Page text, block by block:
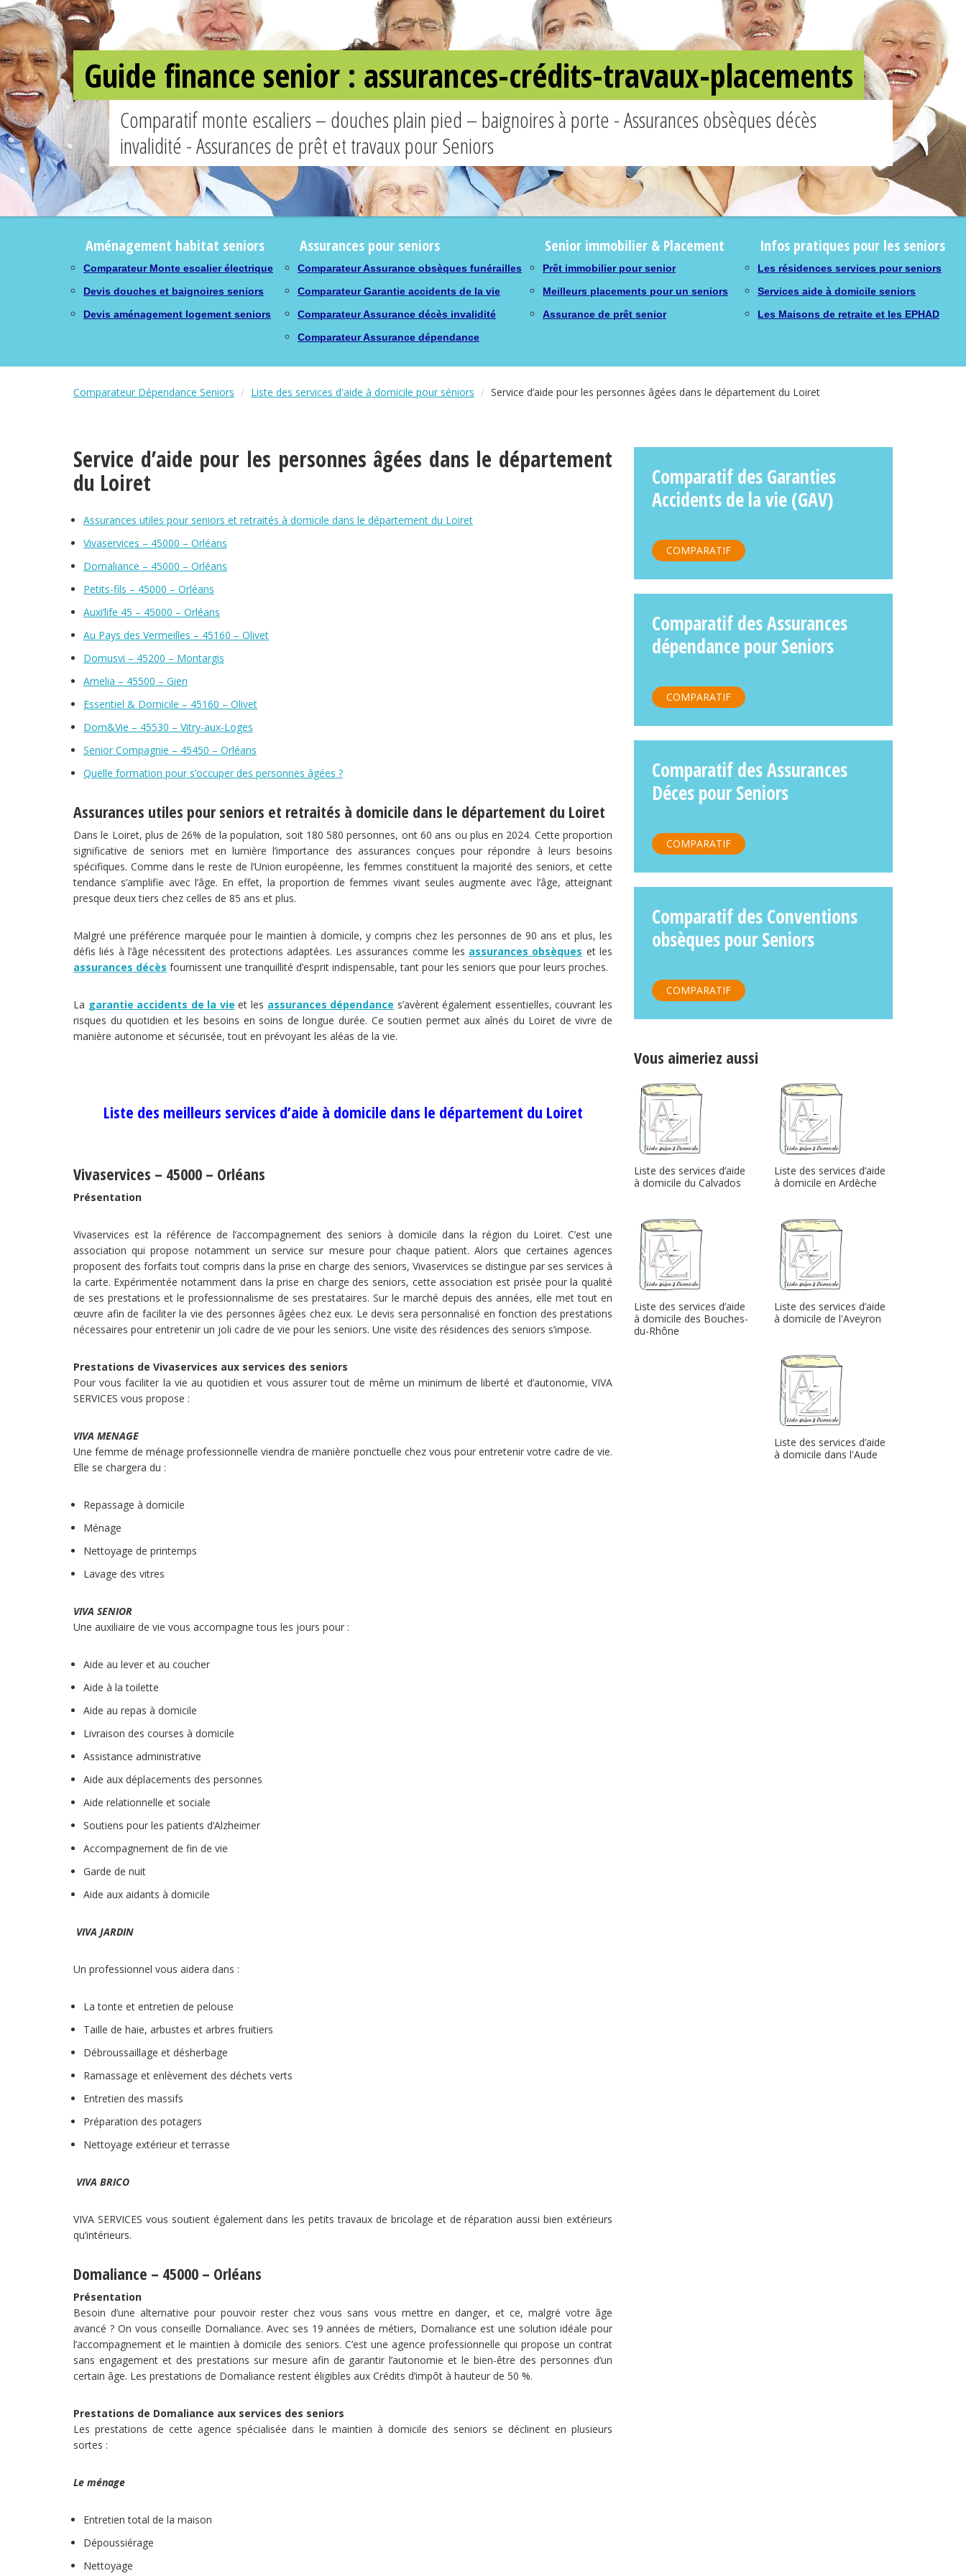
Guide finance senior : assurances-crédits-travaux-placements
Comparatif monte escaliers – douches plain pied – baignoires à porte - Assurances obsèques décès
invalidité - Assurances de prêt et travaux pour Seniors
Aménagement habitat seniors
Comparateur Monte escalier électrique
Devis douches et baignoires seniors
Devis aménagement logement seniors
Assurances pour seniors
Comparateur Assurance obsèques funérailles
Comparateur Garantie accidents de la vie
Comparateur Assurance décès invalidité
Comparateur Assurance dépendance
Senior immobilier & Placement
Prêt immobilier pour senior
Meilleurs placements pour un seniors
Assurance de prêt senior
Infos pratiques pour les seniors
Les résidences services pour seniors
Services aide à domicile seniors
Les Maisons de retraite et les EPHAD
Comparateur Dépendance Seniors Liste des services d'aide à domicile pour séniors Service d’aide pour les personnes âgées dans le département du Loiret
Service d’aide pour les personnes âgées dans le département
du Loiret
Assurances utiles pour seniors et retraités à domicile dans le département du Loiret
Vivaservices – 45000 – Orléans
Domaliance – 45000 – Orléans
Petits-fils – 45000 – Orléans
Auxi’life 45 – 45000 – Orléans
Au Pays des Vermeilles – 45160 – Olivet
Domusvi – 45200 – Montargis
Amelia – 45500 – Gien
Essentiel & Domicile – 45160 – Olivet
Dom&Vie – 45530 – Vitry-aux-Loges
Senior Compagnie – 45450 – Orléans
Quelle formation pour s’occuper des personnes âgées ?
Assurances utiles pour seniors et retraités à domicile dans le département du Loiret
Dans le Loiret, plus de 26% de la population, soit 180 580 personnes, ont 60 ans ou plus en 2024. Cette proportion
significative de seniors met en lumière l’importance des assurances conçues pour répondre à leurs besoins
spécifiques. Comme dans le reste de l’Union européenne, les femmes constituent la majorité des seniors, et cette
tendance s’amplifie avec l’âge. En effet, la proportion de femmes vivant seules augmente avec l’âge, atteignant
presque deux tiers chez celles de 85 ans et plus.
Malgré une préférence marquée pour le maintien à domicile, y compris chez les personnes de 90 ans et plus, les
défis liés à l’âge nécessitent des protections adaptées. Les assurances comme les assurances obsèques et les
assurances décès fournissent une tranquillité d’esprit indispensable, tant pour les seniors que pour leurs proches.
La garantie accidents de la vie et les assurances dépendance s’avèrent également essentielles, couvrant les
risques du quotidien et les besoins en soins de longue durée. Ce soutien permet aux aînés du Loiret de vivre de
manière autonome et sécurisée, tout en prévoyant les aléas de la vie.
Liste des meilleurs services d’aide à domicile dans le département du Loiret
Vivaservices – 45000 – Orléans
Présentation
Vivaservices est la référence de l’accompagnement des seniors à domicile dans la région du Loiret. C’est une
association qui propose notamment un service sur mesure pour chaque patient. Alors que certaines agences
proposent des forfaits tout compris dans la prise en charge des seniors, Vivaservices se distingue par ses services à
la carte. Expérimentée notamment dans la prise en charge des seniors, cette association est prisée pour la qualité
de ses prestations et le professionnalisme de ses prestataires. Sur le marché depuis des années, elle met tout en
œuvre afin de faciliter la vie des personnes âgées chez eux. Le devis sera personnalisé en fonction des prestations
nécessaires pour entretenir un joli cadre de vie pour les seniors. Une visite des résidences des seniors s’impose.
Prestations de Vivaservices aux services des seniors
Pour vous faciliter la vie au quotidien et vous assurer tout de même un minimum de liberté et d’autonomie, VIVA
SERVICES vous propose :
VIVA MENAGE
Une femme de ménage professionnelle viendra de manière ponctuelle chez vous pour entretenir votre cadre de vie.
Elle se chargera du :
Repassage à domicile
Ménage
Nettoyage de printemps
Lavage des vitres
VIVA SENIOR
Une auxiliaire de vie vous accompagne tous les jours pour :
Aide au lever et au coucher
Aide à la toilette
Aide au repas à domicile
Livraison des courses à domicile
Assistance administrative
Aide aux déplacements des personnes
Aide relationnelle et sociale
Soutiens pour les patients d’Alzheimer
Accompagnement de fin de vie
Garde de nuit
Aide aux aidants à domicile
VIVA JARDIN
Un professionnel vous aidera dans :
La tonte et entretien de pelouse
Taille de haie, arbustes et arbres fruitiers
Débroussaillage et désherbage
Ramassage et enlèvement des déchets verts
Entretien des massifs
Préparation des potagers
Nettoyage extérieur et terrasse
VIVA BRICO
VIVA SERVICES vous soutient également dans les petits travaux de bricolage et de réparation aussi bien extérieurs
qu’intérieurs.
Domaliance – 45000 – Orléans
Présentation
Besoin d’une alternative pour pouvoir rester chez vous sans vous mettre en danger, et ce, malgré votre âge
avancé ? On vous conseille Domaliance. Avec ses 19 années de métiers, Domaliance est une solution idéale pour
l’accompagnement et le maintien à domicile des seniors. C’est une agence professionnelle qui propose un contrat
sans engagement et des prestations sur mesure afin de garantir l’autonomie et le bien-être des personnes d’un
certain âge. Les prestations de Domaliance restent éligibles aux Crédits d’impôt à hauteur de 50 %.
Prestations de Domaliance aux services des seniors
Les prestations de cette agence spécialisée dans le maintien à domicile des seniors se déclinent en plusieurs
sortes :
Le ménage
Entretien total de la maison
Dépoussiérage
Nettoyage
Comparatif des Garanties
Accidents de la vie (GAV)
COMPARATIF
Comparatif des Assurances
dépendance pour Seniors
COMPARATIF
Comparatif des Assurances
Déces pour Seniors
COMPARATIF
Comparatif des Conventions
obsèques pour Seniors
COMPARATIF
Vous aimeriez aussi
Liste des services d’aide
à domicile du Calvados
Liste des services d’aide
à domicile en Ardèche
Liste des services d’aide
à domicile des Bouches-
du-Rhône
Liste des services d’aide
à domicile de l'Aveyron
Liste des services d’aide
à domicile dans l'Aude